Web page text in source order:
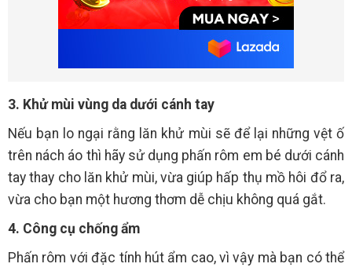
3. Khử mùi vùng da dưới cánh tay
Nếu bạn lo ngại rằng lăn khử mùi sẽ để lại những vệt ố
trên nách áo thì hãy sử dụng phấn rôm em bé dưới cánh
tay thay cho lăn khử mùi, vừa giúp hấp thụ mồ hôi đổ ra,
vừa cho bạn một hương thơm dễ chịu không quá gắt.
4. Công cụ chống ẩm
Phấn rôm với đặc tính hút ẩm cao, vì vậy mà bạn có thể